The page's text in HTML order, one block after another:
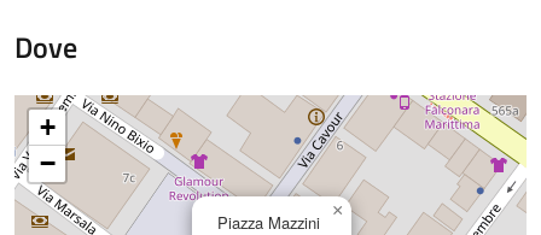
Dove
Piazza Mazzini
×
+
−